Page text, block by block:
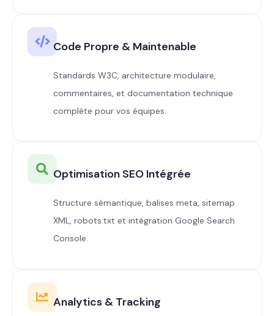
Code Propre & Maintenable
Standards W3C, architecture modulaire,
commentaires, et documentation technique
complète pour vos équipes.
Optimisation SEO Intégrée
Structure sémantique, balises meta, sitemap
XML, robots.txt et intégration Google Search
Console.
Analytics & Tracking